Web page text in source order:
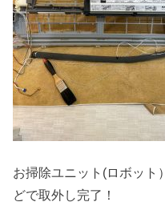
お掃除ユニット(ロボット
どで取外し完了！